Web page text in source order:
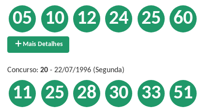
05 10 12 24 25 60
Mais Detalhes
Concurso: 20 - 22/07/1996 (Segunda)
11 25 28 30 33 51